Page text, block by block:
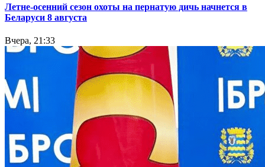
Летне-осенний сезон охоты на пернатую дичь начнется в
Беларуси 8 августа
Вчера, 21:33